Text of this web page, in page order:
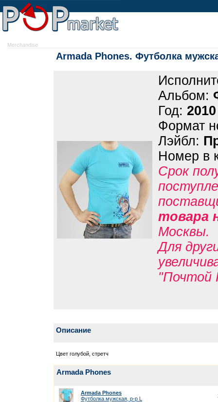
Merchandise
Armada Phones. Футболка
Альбом:
Год: 2010
Формат
Лэйбл:
Номер в
Срок
товара
Москвы.
Для
"Почтой
Описание
Цвет голубой, стретч
Armada Phones
Armada Phones
Футболка мужская, р-р L